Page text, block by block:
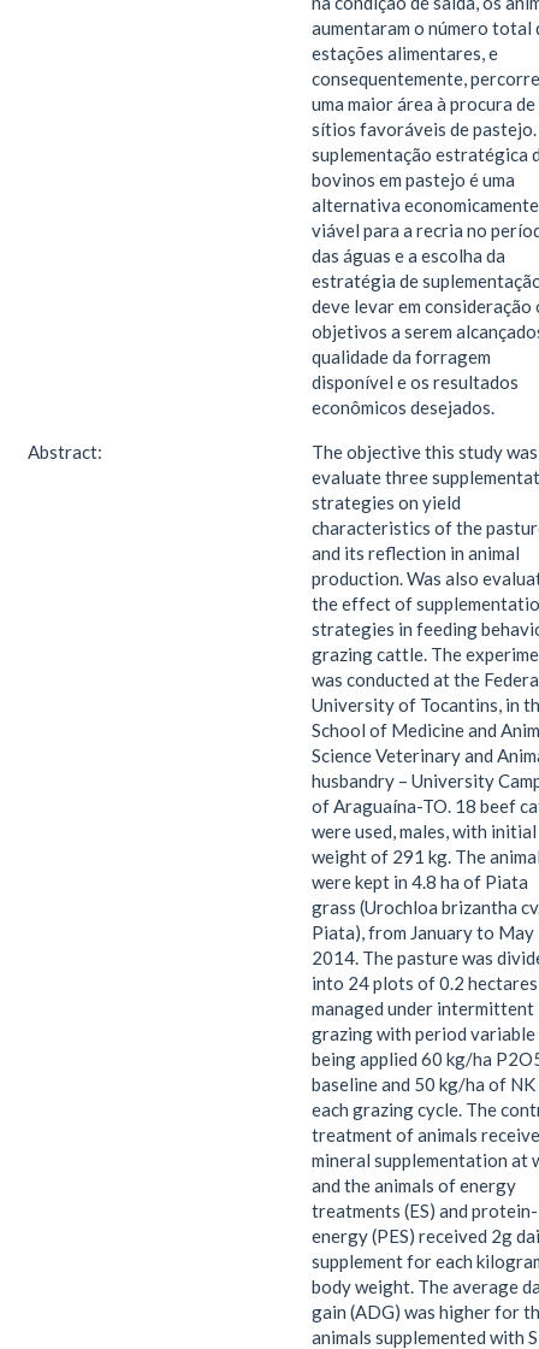
aumentaram o número total
estações alimentares, e
consequentemente,
uma maior área à procura de
sítios favoráveis de pastejo.
suplementação estratégica
bovinos em pastejo é uma
alternativa economicamente
viável para a recria no
das águas e a escolha da
estratégia de
deve levar em consideração
objetivos a serem
qualidade da forragem
disponível e os resultados
econômicos desejados.
Abstract:
The objective this study
evaluate three
strategies on yield
characteristics of the
and its reflection in animal
production. Was also
the effect of
strategies in feeding
grazing cattle. The
was conducted at the
University of Tocantins, in
School of Medicine and
Science Veterinary and
husbandry – University
of Araguaína-TO. 18 beef
were used, males, with initial
weight of 291 kg. The
were kept in 4.8 ha of Piata
grass (Urochloa brizantha
Piata), from January to May
2014. The pasture was
into 24 plots of 0.2
managed under intermittent
grazing with period
being applied 60 kg/ha
baseline and 50 kg/ha of NK
each grazing cycle. The
treatment of animals
mineral supplementation at
and the animals of energy
treatments (ES) and protein-
energy (PES) received 2g
supplement for each
body weight. The average
gain (ADG) was higher for
animals supplemented with